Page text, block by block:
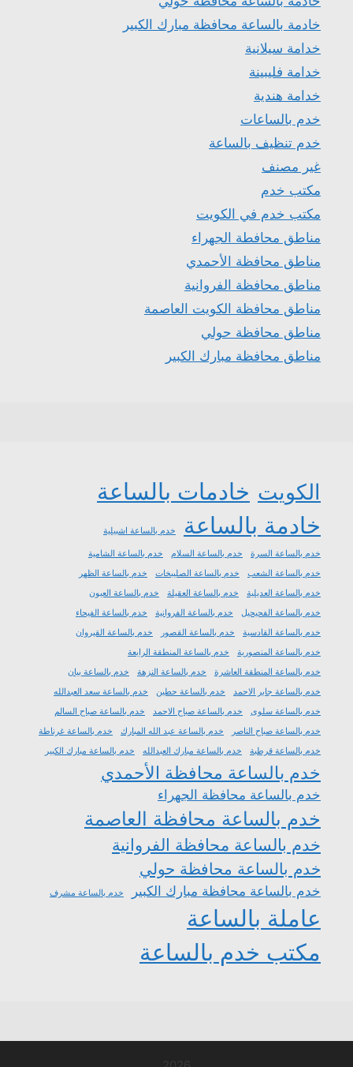
خادمة بالساعة محافظة مبارك الكبير
خدامة سيلانية
خدامة فليبينة
خدامة هندية
خدم بالساعات
خدم تنظيف بالساعة
غير مصنف
مكتب خدم
مكتب خدم في الكويت
مناطق محافطة الجهراء
مناطق محافظة الأحمدي
مناطق محافظة الفروانية
مناطق محافظة الكويت العاصمة
مناطق محافظة حولي
مناطق محافظة مبارك الكبير
الكويت خادمات بالساعة
خادمة بالساعة
خدم بالساعة اشبيلية
خدم بالساعة السرة خدم بالساعة السلام
خدم بالساعة الشامية
خدم بالساعة الشعب
خدم بالساعة الصليبخات
خدم بالساعة الظهر
خدم بالساعة العديلية
خدم بالساعة العقيلة
خدم بالساعة العيون
خدم بالساعة الفحيحيل
خدم بالساعة الفروانية
خدم بالساعة الفيحاء
خدم بالساعة القادسية
خدم بالساعة القصور
خدم بالساعة القيروان
خدم بالساعة المنصورية
خدم بالساعة المنطقة الرابعة
خدم بالساعة المنطقة العاشرة
خدم بالساعة النزهة
خدم بالساعة بيان
خدم بالساعة جابر الاحمد
خدم بالساعة حطين
خدم بالساعة سعد العبدالله
خدم بالساعة سلوى
خدم بالساعة صباح الاحمد
خدم بالساعة صباح السالم
خدم بالساعة صباح الناصر
خدم بالساعة عبد الله المبارك
خدم بالساعة غرناطة
خدم بالساعة قرطبة
خدم بالساعة مبارك العبدالله خدم بالساعة مبارك الكبير
خدم بالساعة محافظة الأحمدي
خدم بالساعة محافظة الجهراء
خدم بالساعة محافظة العاصمة
خدم بالساعة محافظة الفروانية
خدم بالساعة محافظة حولي
خدم بالساعة محافظة مبارك الكبير خدم بالساعة مشرف
عاملة بالساعة
مكتب خدم بالساعة